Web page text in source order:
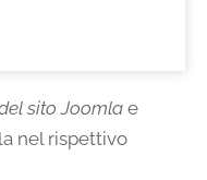
sito Joomlae
nel rispettivo